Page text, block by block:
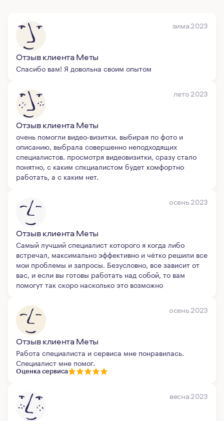
зима 2023
Отзыв клиента Меты
Спасибо вам! Я довольна своим опытом
лето 2023
Отзыв клиента Меты
очень помогли видео-визитки. выбирая по фото и
описанию, выбрала совершенно неподходящих
специалистов. просмотря видеовизитки, сразу стало
понятно, с каким спкциалистом будет комфортно
работать, а с каким нет.
осень 2023
Отзыв клиента Меты
Самый лучший специалист которого я когда либо
встречал, максимально эффективно и чётко решили все
мои проблемы и запросы. Безусловно, все зависит от
вас, и если вы готовы работать над собой, то вам
помогут так скоро насколько это возможно
осень 2023
Отзыв клиента Меты
Работа специалиста и сервиса мне понравилась.
Специалист мне помог.
Оценка сервиса
весна 2023